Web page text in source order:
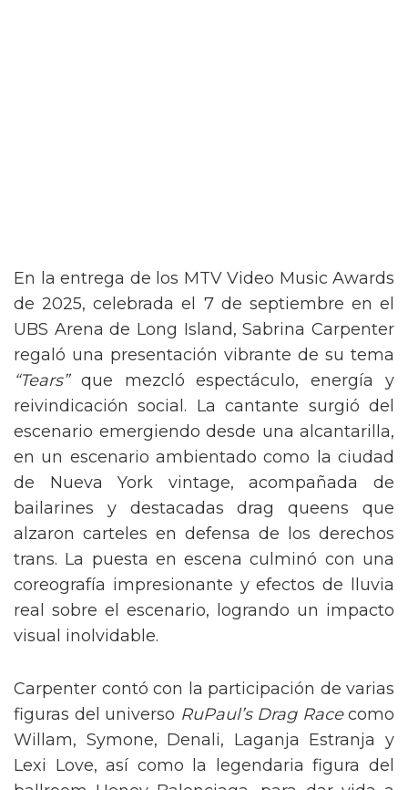
En la entrega de los MTV Video Music Awards
de 2025, celebrada el 7 de septiembre en el
UBS Arena de Long Island, Sabrina Carpenter
regaló una presentación vibrante de su tema
“Tears”que mezcló espectáculo, energía y
reivindicación social. La cantante surgió del
escenario emergiendo desde una alcantarilla,
en un escenario ambientado como la ciudad
de Nueva York vintage, acompañada de
bailarines y destacadas drag queens que
alzaron carteles en defensa de los derechos
trans. La puesta en escena culminó con una
coreografía impresionante y efectos de lluvia
real sobre el escenario, logrando un impacto
visual inolvidable.
Carpenter contó con la participación de varias
figuras del universo RuPaul’s Drag Racecomo
Willam, Symone, Denali, Laganja Estranja y
Lexi Love, así como la legendaria figura del